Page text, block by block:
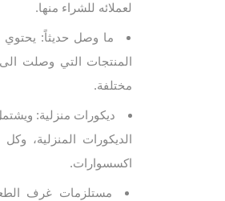
لعملائه للشراء منها.
ما وصل حديثاً:
مختلفة.
ديكورات منزلية:
الديكورات المنزلية،
اكسسوارات.
مستلزمات غرف